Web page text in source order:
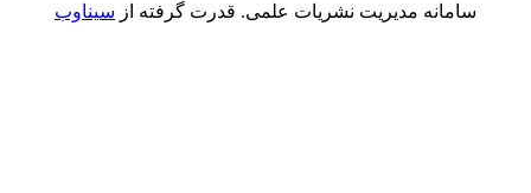
سامانه مدیریت نشریات علمی. قدرت گرفته از سیناوب